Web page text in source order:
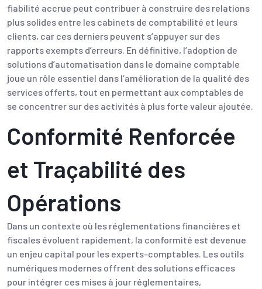
fiabilité accrue peut contribuer à construire des relations
plus solides entre les cabinets de comptabilité et leurs
clients, car ces derniers peuvent s’appuyer sur des
rapports exempts d’erreurs. En définitive, l’adoption de
solutions d’automatisation dans le domaine comptable
joue un rôle essentiel dans l’amélioration de la qualité des
services offerts, tout en permettant aux comptables de
se concentrer sur des activités à plus forte valeur ajoutée.
Conformité Renforcée
et Traçabilité des
Opérations
Dans un contexte où les réglementations financières et
fiscales évoluent rapidement, la conformité est devenue
un enjeu capital pour les experts-comptables. Les outils
numériques modernes offrent des solutions efficaces
pour intégrer ces mises à jour réglementaires,